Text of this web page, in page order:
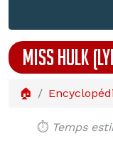
MISS HULK
🏠
⏱️ Temps